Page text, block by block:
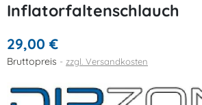
Inflatorfaltenschlauch
29,00 €
Bruttopreis zzgl. Versandkosten